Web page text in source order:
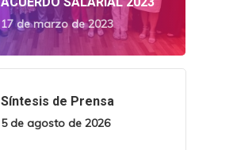
17 de marzo de 2023
Síntesis de Prensa
5 de agosto de 2026